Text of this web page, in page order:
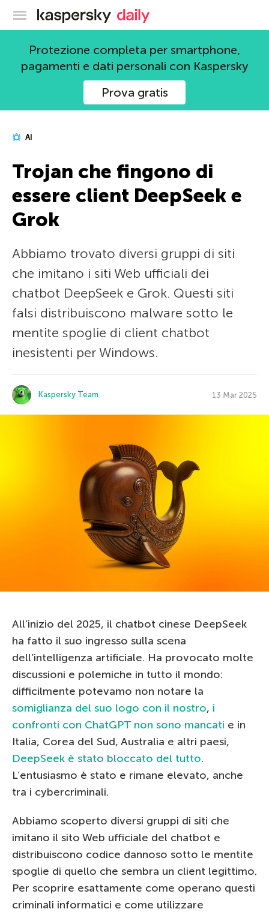
Blog ufficiale di Kaspersky
Protezione completa per smartphone,
pagamenti e dati personali con Kaspersky
Prova gratis
AI
Trojan che fingono di
essere client DeepSeek e
Grok
Abbiamo trovato diversi gruppi di siti
che imitano i siti Web ufficiali dei
chatbot DeepSeek e Grok. Questi siti
falsi distribuiscono malware sotto le
mentite spoglie di client chatbot
inesistenti per Windows.
Kaspersky Team 13 Mar 2025
All’inizio del 2025, il chatbot cinese DeepSeek
ha fatto il suo ingresso sulla scena
dell’intelligenza artificiale. Ha provocato molte
discussioni e polemiche in tutto il mondo:
difficilmente potevamo non notare la
somiglianza del suo logo con il nostro, i
confronti con ChatGPT non sono mancati e in
Italia, Corea del Sud, Australia e altri paesi,
DeepSeek è stato bloccato del tutto.
L’entusiasmo è stato e rimane elevato, anche
tra i cybercriminali.
Abbiamo scoperto diversi gruppi di siti che
imitano il sito Web ufficiale del chatbot e
distribuiscono codice dannoso sotto le mentite
spoglie di quello che sembra un client legittimo.
Per scoprire esattamente come operano questi
criminali informatici e come utilizzare